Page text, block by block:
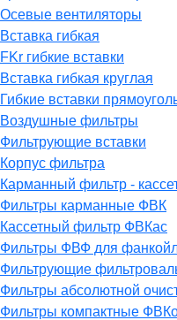
Осевые вентиляторы
Вставка гибкая
FKr гибкие вставки
Вставка гибкая круглая
Гибкие вставки
Воздушные фильтры
Фильтрующие вставки
Корпус фильтра
Карманный фильтр -
Фильтры карманные ФВК
Кассетный фильтр ФВКас
Фильтры ФВФ для
Фильтрующие
Фильтры абсолютной
Фильтры компактные